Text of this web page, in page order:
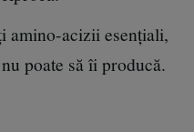
amino-acizii esențiali,
poate să îi producă.